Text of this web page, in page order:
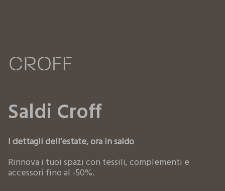
Saldi Croff
I dettagli dell’estate, ora in saldo
Rinnova i tuoi spazi con tessili, complementi e
accessori fino al -50%.